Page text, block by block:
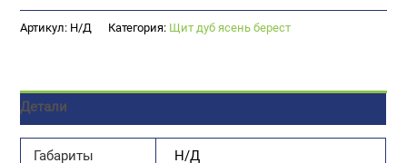
Артикул: Н/Д Категория: Щит дуб ясень берест
Детали
Габариты Н/Д